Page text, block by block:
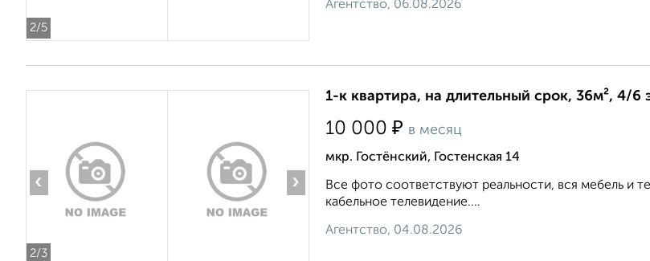
2/5
Агентство, 06.08.2026
2/3
‹ ›
1-к квартира, на длительный срок, 36м², 4/6
10 000 ₽ в месяц
мкр. Гостёнский, Гостенская 14
Все фото соответствуют реальности, вся мебель и
кабельное телевидение....
Агентство, 04.08.2026